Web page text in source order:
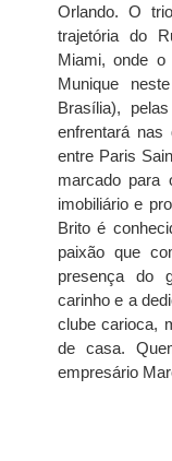
Orlando. O
trajetória do
Miami, onde
Munique
Brasília),
enfrentará nas
entre Paris
marcado para
imobiliário e
Brito é
paixão que
presença do
carinho e a
clube carioca,
de casa.
empresário